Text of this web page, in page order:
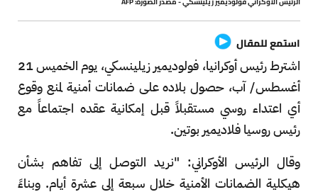
استمع للمقال
اشترط رئيس أوكرانيا، فولوديمير زيلينسكي، يوم الخميس 21
أغسطس/ آب، حصول بلاده على ضمانات أمنية لمنع وقوع
أي اعتداء روسي مستقبلاً قبل إمكانية عقده اجتماعاً مع
رئيس روسيا فلاديمير بوتين.
وقال الرئيس الأوكراني: "نريد التوصل إلى تفاهم بشأن
هيكلية الضمانات الأمنية خلال سبعة إلى عشرة أيام. وبناءً